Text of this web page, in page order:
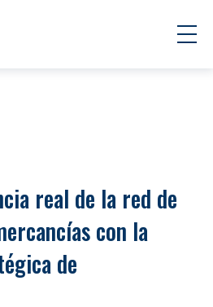
real de la red de
con la
de